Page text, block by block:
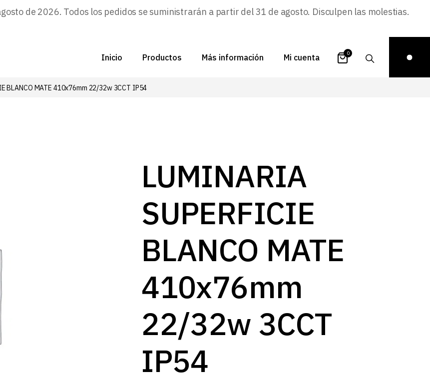
de 2026. Todos los pedidos se suministrarán a partir del 31 de agosto. Disculpen las molestias.
Inicio Productos Más información
FAQs
Proyectos
Zona de inspiración
Blog
Mi cuenta
contraseña
0
BLANCO MATE 410x76mm 22/32w 3CCT IP54
LUMINARIA
SUPERFICIE
BLANCO MATE
410x76mm
22/32w 3CCT
IP54